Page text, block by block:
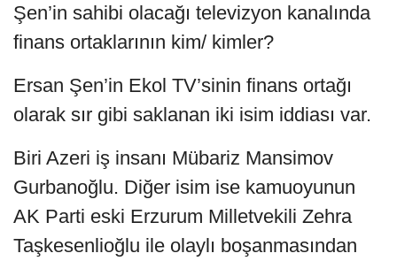
Şen’in sahibi olacağı televizyon kanalında
finans ortaklarının kim/ kimler?
Ersan Şen’in Ekol TV’sinin finans ortağı
olarak sır gibi saklanan iki isim iddiası var.
Biri Azeri iş insanı Mübariz Mansimov
Gurbanoğlu. Diğer isim ise kamuoyunun
AK Parti eski Erzurum Milletvekili Zehra
Taşkesenlioğlu ile olaylı boşanmasından